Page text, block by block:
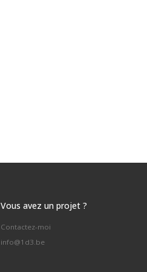
Vous avez un projet ?
Contactez-moi
info@1d3.be